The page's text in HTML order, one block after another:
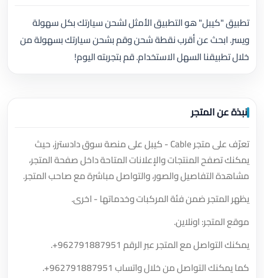
تطبيق "كيبل" هو التطبيق الأمثل لشحن سيارتك بكل سهولة
ويسر. ابحث عن أقرب نقطة شحن وقم بشحن سيارتك بسهولة من
خلال تطبيقنا السهل الاستخدام. قم بتجربته اليوم!
نبذة عن المتجر
تعرّف على متجر Cable - كيبل على منصة سوق دادسترز، حيث
يمكنك تصفح المنتجات والإعلانات المتاحة داخل صفحة المتجر،
مشاهدة التفاصيل والصور، والتواصل مباشرة مع صاحب المتجر.
يظهر المتجر ضمن فئة المركبات وخدماتها - اخرى.
موقع المتجر: اونلاين.
يمكنك التواصل مع المتجر عبر الرقم +962791887951
.
كما يمكنك التواصل من خلال واتساب +962791887951
.